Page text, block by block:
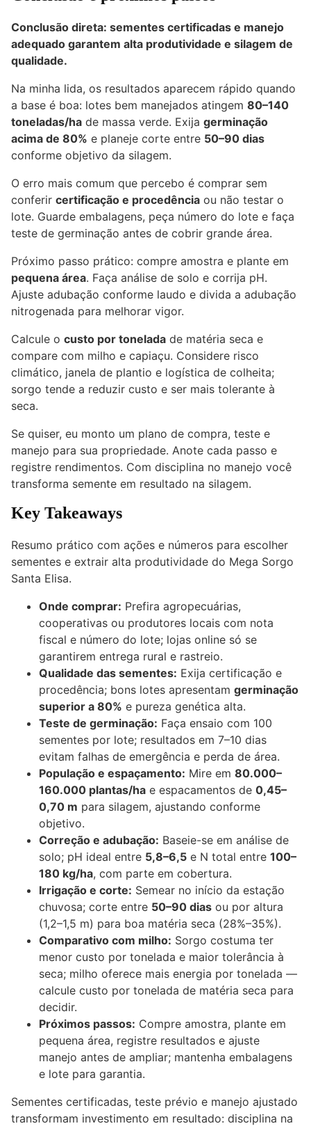
Conclusão direta: sementes certificadas e manejo
adequado garantem alta produtividade e silagem de
qualidade.
Na minha lida, os resultados aparecem rápido quando
a base é boa: lotes bem manejados atingem 80–140
toneladas/ha de massa verde. Exija germinação
acima de 80% e planeje corte entre 50–90 dias
conforme objetivo da silagem.
O erro mais comum que percebo é comprar sem
conferir certificação e procedência ou não testar o
lote. Guarde embalagens, peça número do lote e faça
teste de germinação antes de cobrir grande área.
Próximo passo prático: compre amostra e plante em
pequena área. Faça análise de solo e corrija pH.
Ajuste adubação conforme laudo e divida a adubação
nitrogenada para melhorar vigor.
Calcule o custo por tonelada de matéria seca e
compare com milho e capiaçu. Considere risco
climático, janela de plantio e logística de colheita;
sorgo tende a reduzir custo e ser mais tolerante à
seca.
Se quiser, eu monto um plano de compra, teste e
manejo para sua propriedade. Anote cada passo e
registre rendimentos. Com disciplina no manejo você
transforma semente em resultado na silagem.
Key Takeaways
Resumo prático com ações e números para escolher
sementes e extrair alta produtividade do Mega Sorgo
Santa Elisa.
Onde comprar: Prefira agropecuárias,
cooperativas ou produtores locais com nota
fiscal e número do lote; lojas online só se
garantirem entrega rural e rastreio.
Qualidade das sementes: Exija certificação e
procedência; bons lotes apresentam germinação
superior a 80% e pureza genética alta.
Teste de germinação: Faça ensaio com 100
sementes por lote; resultados em 7–10 dias
evitam falhas de emergência e perda de área.
População e espaçamento: Mire em 80.000–
160.000 plantas/ha e espacamentos de 0,45–
0,70 m para silagem, ajustando conforme
objetivo.
Correção e adubação: Baseie-se em análise de
solo; pH ideal entre 5,8–6,5 e N total entre 100–
180 kg/ha, com parte em cobertura.
Irrigação e corte: Semear no início da estação
chuvosa; corte entre 50–90 dias ou por altura
(1,2–1,5 m) para boa matéria seca (28%–35%).
Comparativo com milho: Sorgo costuma ter
menor custo por tonelada e maior tolerância à
seca; milho oferece mais energia por tonelada —
calcule custo por tonelada de matéria seca para
decidir.
Próximos passos: Compre amostra, plante em
pequena área, registre resultados e ajuste
manejo antes de ampliar; mantenha embalagens
e lote para garantia.
Sementes certificadas, teste prévio e manejo ajustado
transformam investimento em resultado: disciplina na